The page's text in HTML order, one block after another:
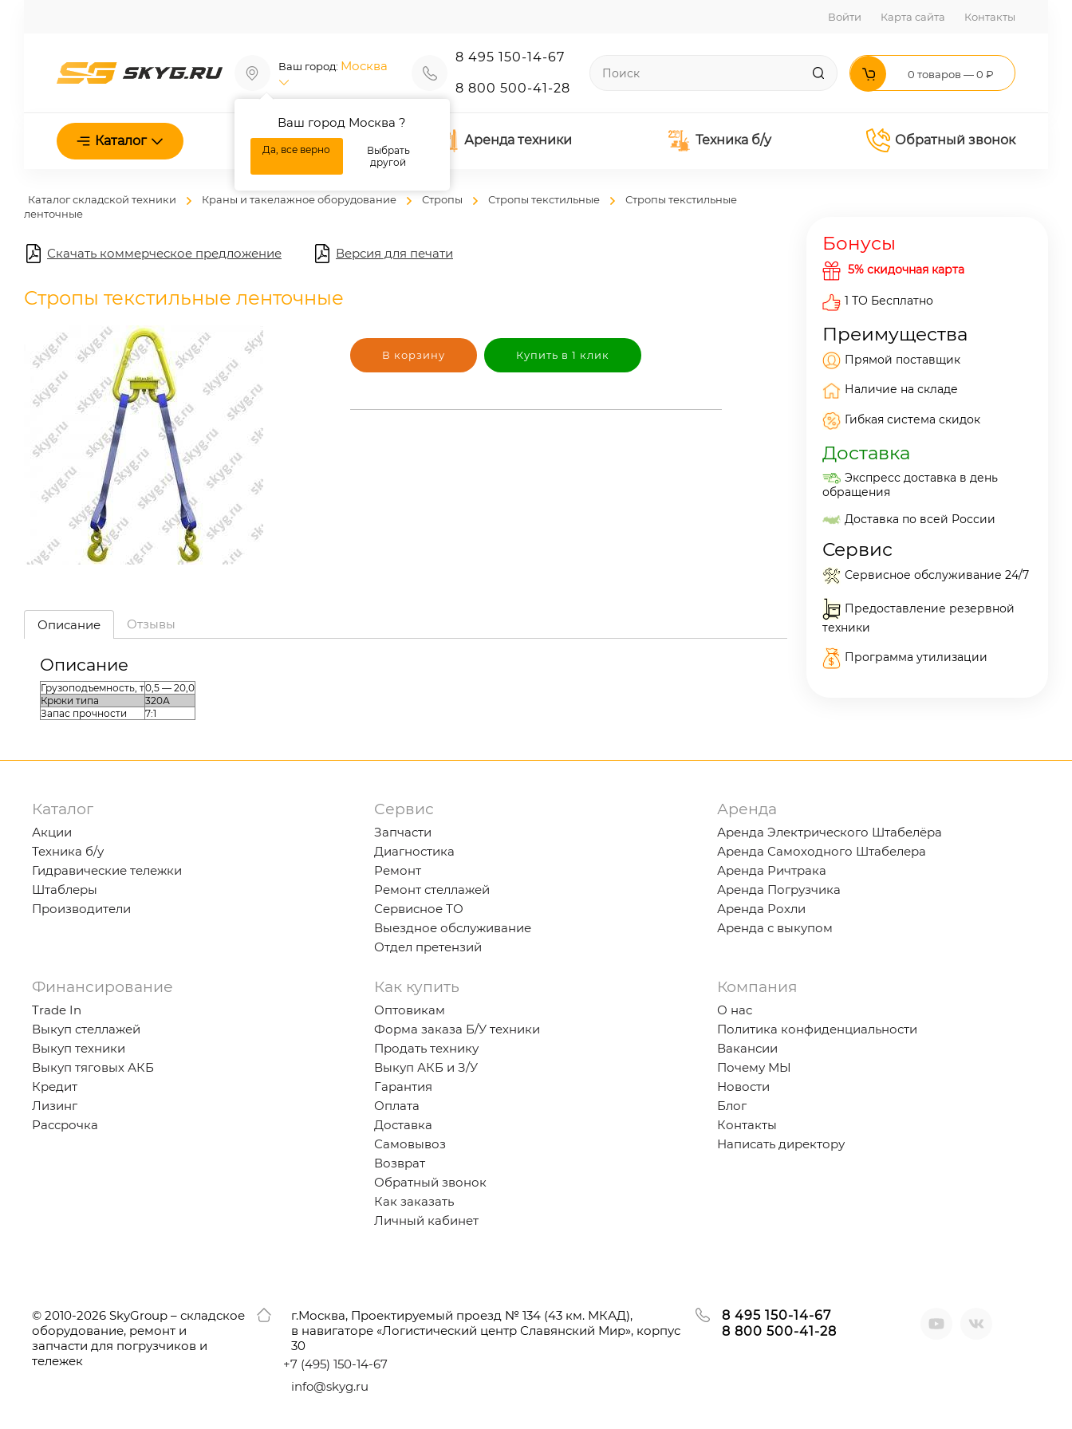
Войти Карта сайта Контакты
Ваш город: Москва
Ваш город Москва ?
Да, все верно
Выбрать
другой
8 495 150-14-67
8 800 500-41-28
0 товаров — 0 ₽
Каталог О нас Аренда техники Техника б/у Обратный звонок
Каталог складской техники Краны и такелажное оборудование Стропы Стропы текстильные
Стропы текстильные
ленточные
Скачать коммерческое предложение Версия для печати
Стропы текстильные ленточные
В корзину Купить в 1 клик
Описание Отзывы
Описание
Грузоподъемность, т0,5 — 20,0
Крюки типа
320А
Запас прочности
7:1
Бонусы
5% скидочная карта
1 ТО Бесплатно
Преимущества
Прямой поставщик
Наличие на складе
Гибкая система скидок
Доставка
Экспресс доставка в день
обращения
Доставка по всей России
Сервис
Сервисное обслуживание 24/7
Предоставление резервной
техники
Программа утилизации
Каталог
Акции
Техника б/у
Гидравические тележки
Штаблеры
Производители
Сервис
Запчасти
Диагностика
Ремонт
Ремонт стеллажей
Сервисное ТО
Выездное обслуживание
Отдел претензий
Аренда
Аренда Электрического Штабелёра
Аренда Самоходного Штабелера
Аренда Ричтрака
Аренда Погрузчика
Аренда Рохли
Аренда с выкупом
Финансирование
Trade In
Выкуп стеллажей
Выкуп техники
Выкуп тяговых АКБ
Кредит
Лизинг
Рассрочка
Как купить
Оптовикам
Форма заказа Б/У техники
Продать технику
Выкуп АКБ и З/У
Гарантия
Оплата
Доставка
Самовывоз
Возврат
Обратный звонок
Как заказать
Личный кабинет
Компания
О нас
Политика конфиденциальности
Вакансии
Почему МЫ
Новости
Блог
Контакты
Написать директору
© 2010-2026 SkyGroup – складское
оборудование, ремонт и
запчасти для погрузчиков и
тележек
г.Москва, Проектируемый проезд № 134 (43 км. МКАД),
в навигаторе «Логистический центр Славянский Мир», корпус
30
+7 (495) 150-14-67
info@skyg.ru
8 495 150-14-67
8 800 500-41-28